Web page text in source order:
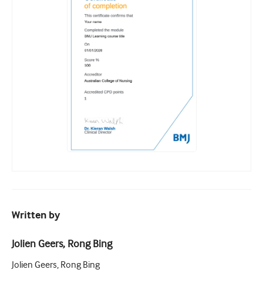
Written by
Jolien Geers, Rong Bing
Jolien Geers, Rong Bing